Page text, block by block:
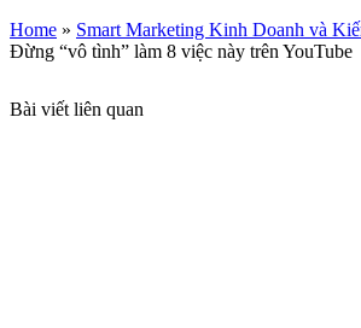
Home » Smart Marketing Kinh Doanh và
Đừng “vô tình” làm 8 việc này trên YouTube
Bài viết liên quan